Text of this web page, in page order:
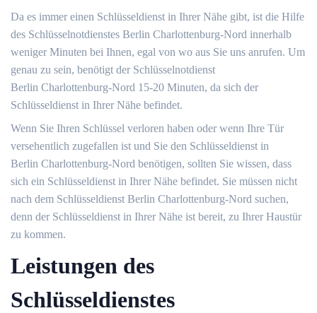
Da es immer einen Schlüsseldienst in Ihrer Nähe gibt, ist die Hilfe
des Schlüsselnotdienstes Berlin Charlottenburg-Nord innerhalb
weniger Minuten bei Ihnen, egal von wo aus Sie uns anrufen. Um
genau zu sein, benötigt der Schlüsselnotdienst
Berlin Charlottenburg-Nord 15-20 Minuten, da sich der
Schlüsseldienst in Ihrer Nähe befindet.
Wenn Sie Ihren Schlüssel verloren haben oder wenn Ihre Tür
versehentlich zugefallen ist und Sie den Schlüsseldienst in
Berlin Charlottenburg-Nord benötigen, sollten Sie wissen, dass
sich ein Schlüsseldienst in Ihrer Nähe befindet. Sie müssen nicht
nach dem Schlüsseldienst Berlin Charlottenburg-Nord suchen,
denn der Schlüsseldienst in Ihrer Nähe ist bereit, zu Ihrer Haustür
zu kommen.
Leistungen des
Schlüsseldienstes